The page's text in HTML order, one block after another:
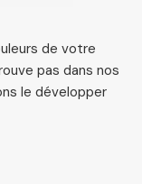
de votre
pas dans nos
le développer